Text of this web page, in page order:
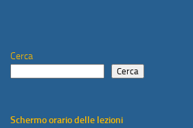
Cerca
Cerca
Schermo orario delle lezioni